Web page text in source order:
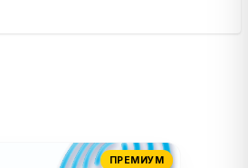
ПРЕМИУМ